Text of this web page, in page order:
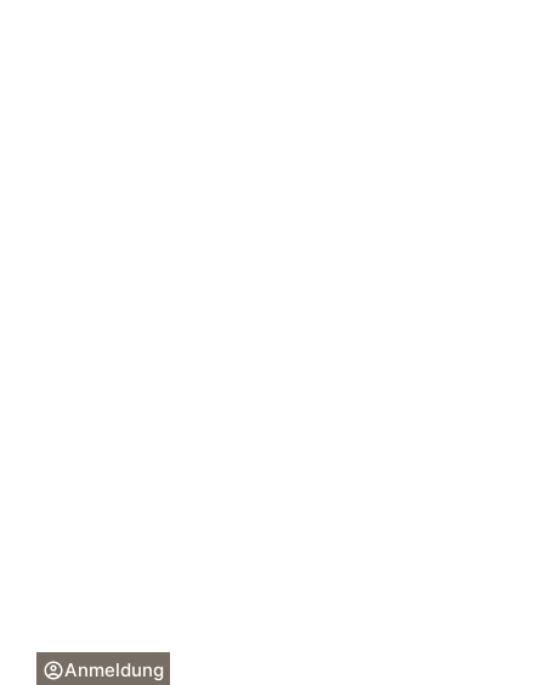
Anmeldung